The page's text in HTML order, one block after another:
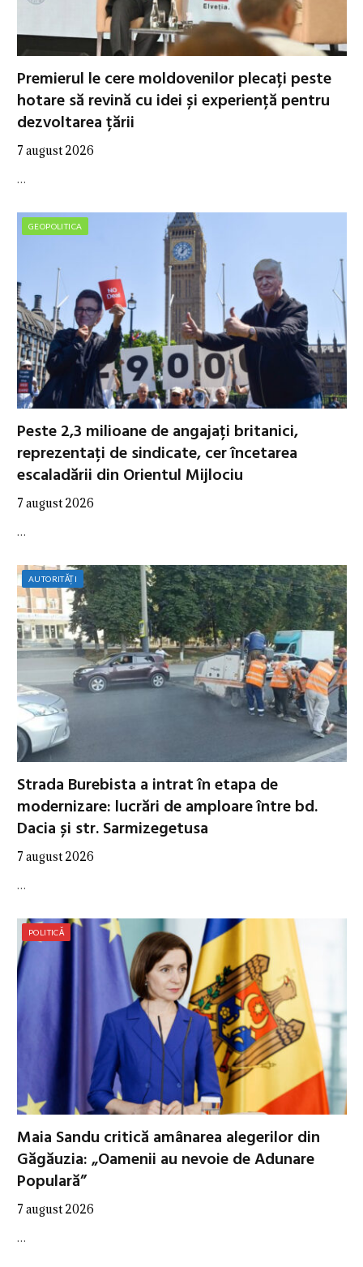
Premierul le cere moldovenilor plecați peste
hotare să revină cu idei și experiență pentru
dezvoltarea țării
7 august 2026
…
GEOPOLITICA
Peste 2,3 milioane de angajați britanici,
reprezentați de sindicate, cer încetarea
escaladării din Orientul Mijlociu
7 august 2026
…
AUTORITĂȚI
Strada Burebista a intrat în etapa de
modernizare: lucrări de amploare între bd.
Dacia și str. Sarmizegetusa
7 august 2026
…
POLITICĂ
Maia Sandu critică amânarea alegerilor din
Găgăuzia: „Oamenii au nevoie de Adunare
Populară”
7 august 2026
…